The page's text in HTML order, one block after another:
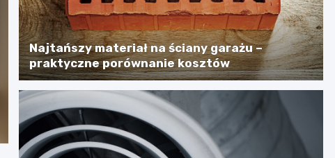
Najtańszy materiał na ściany garażu –
praktyczne porównanie kosztów